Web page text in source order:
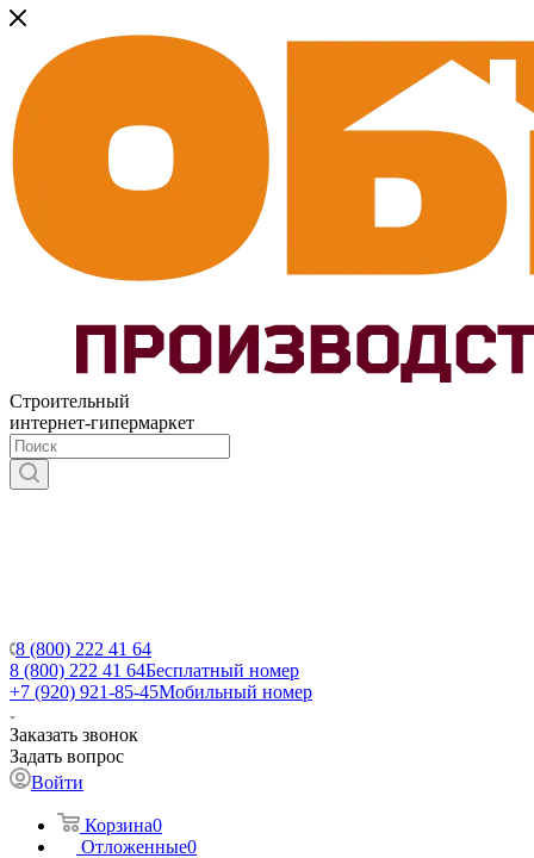
Строительный
интернет-гипермаркет
8 (800) 222 41 64
8 (800) 222 41 64Бесплатный номер
+7 (920) 921-85-45Мобильный номер
Заказать звонок
Задать вопрос
Войти
Корзина0
Отложенные0